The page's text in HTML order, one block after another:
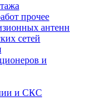
прочее
антенн
сетей
и
и СКС